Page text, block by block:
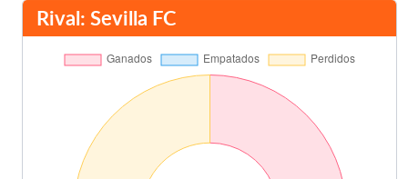
Rival: Sevilla FC